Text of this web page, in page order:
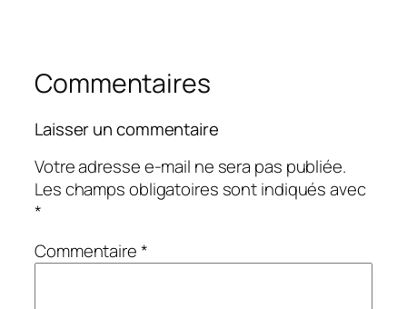
Commentaires
Laisser un commentaire
Votre adresse e-mail ne sera pas publiée.
Les champs obligatoires sont indiqués avec
*
Commentaire*